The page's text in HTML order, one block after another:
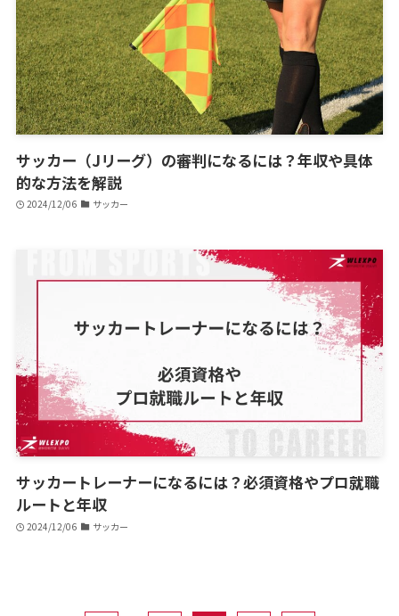
サッカー（Jリーグ）の審判になるには？年収や具体
的な方法を解説
2024/12/06 サッカー
サッカートレーナーになるには？必須資格やプロ就職
ルートと年収
2024/12/06 サッカー